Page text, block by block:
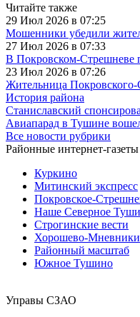
Читайте также
29 Июл 2026 в 07:25
Мошенники убедили
27 Июл 2026 в 07:33
В Покровском-Стрешневе
23 Июл 2026 в 07:26
Жительница
История района
Станиславский
Авиапарад в Тушине
Все новости рубрики
Районные интернет-
Куркино
Митинский экспресс
Покровское-
Наше Северное
Строгинские вести
Хорошево-Мневники
Районный масштаб
Южное Тушино
Управы СЗАО